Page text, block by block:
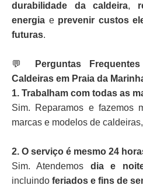
durabilidade da caldeira,
energia e prevenir custos
futuras.
💬
Perguntas
Caldeiras em Praia da
1. Trabalham com todas as
Sim. Reparamos e fazemos
marcas e modelos de
2. O serviço é mesmo 24
Sim. Atendemos dia e
incluindo feriados e fins de